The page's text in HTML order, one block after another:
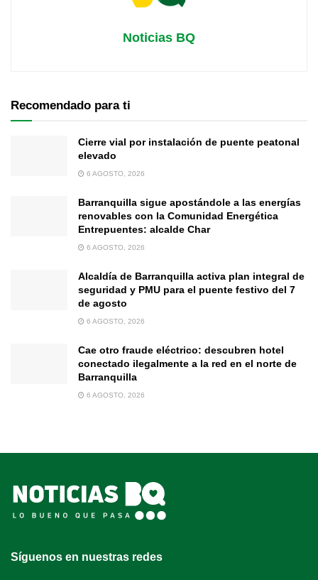
Noticias BQ
Recomendado para ti
Cierre vial por instalación de puente peatonal
elevado
6 AGOSTO, 2026
Barranquilla sigue apostándole a las energías
renovables con la Comunidad Energética
Entrepuentes: alcalde Char
6 AGOSTO, 2026
Alcaldía de Barranquilla activa plan integral de
seguridad y PMU para el puente festivo del 7
de agosto
6 AGOSTO, 2026
Cae otro fraude eléctrico: descubren hotel
conectado ilegalmente a la red en el norte de
Barranquilla
6 AGOSTO, 2026
Síguenos en nuestras redes